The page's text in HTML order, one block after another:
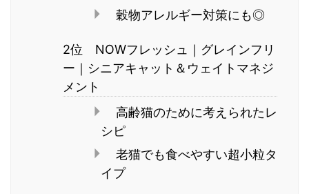
穀物アレルギー対策にも◎
2位 NOWフレッシュ｜グレインフリ
ー｜シニアキャット＆ウェイトマネジ
メント
高齢猫のために考えられたレ
シピ
老猫でも食べやすい超小粒タ
イプ